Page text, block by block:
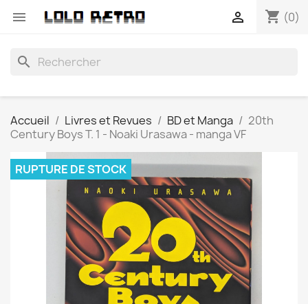
 shopping_cart (0)

search
Accueil Livres et Revues BD et Manga
20th
Century Boys T. 1 - Noaki Urasawa - manga VF
RUPTURE DE STOCK